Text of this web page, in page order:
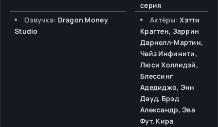
серия
Озвучка: Dragon Money
Studio
Актёры: Хэтти
Крагтен, Заррин
Дарнелл-Мартин,
Чейз Инфинити,
Люси Холлидэй,
Блессинг
Адедиджо, Энн
Дауд, Брэд
Александр, Эва
Фут, Кира